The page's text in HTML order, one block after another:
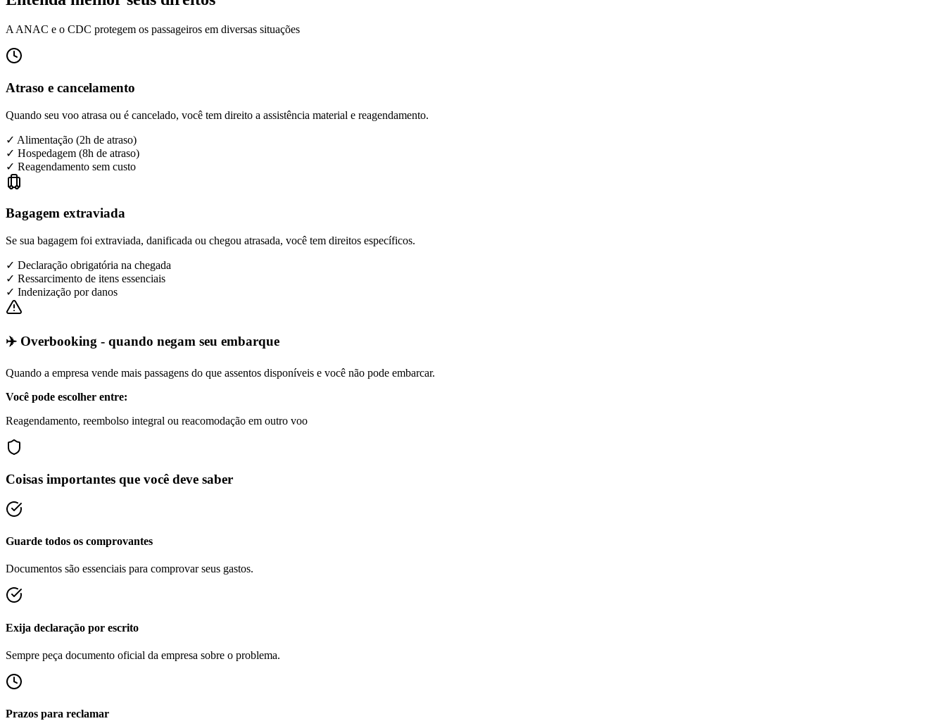
A ANAC e o CDC protegem os passageiros em diversas situações
Atraso e cancelamento
Quando seu voo atrasa ou é cancelado, você tem direito a assistência material e reagendamento.
✓ Alimentação (2h de atraso)
✓ Hospedagem (8h de atraso)
✓ Reagendamento sem custo
Bagagem extraviada
Se sua bagagem foi extraviada, danificada ou chegou atrasada, você tem direitos específicos.
✓ Declaração obrigatória na chegada
✓ Ressarcimento de itens essenciais
✓ Indenização por danos
✈️ Overbooking - quando negam seu embarque
Quando a empresa vende mais passagens do que assentos disponíveis e você não pode embarcar.
Você pode escolher entre:
Reagendamento, reembolso integral ou reacomodação em outro voo
Coisas importantes que você deve saber
Guarde todos os comprovantes
Documentos são essenciais para comprovar seus gastos.
Exija declaração por escrito
Sempre peça documento oficial da empresa sobre o problema.
Prazos para reclamar